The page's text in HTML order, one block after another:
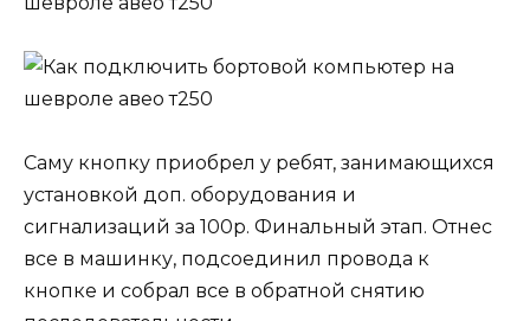
Саму кнопку приобрел у ребят, занимающихся
установкой доп. оборудования и
сигнализаций за 100р. Финальный этап. Отнес
все в машинку, подсоединил провода к
кнопке и собрал все в обратной снятию